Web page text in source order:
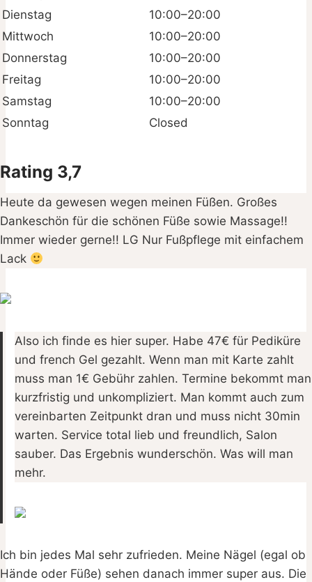
Dienstag
10:00–20:00
Mittwoch
10:00–20:00
Donnerstag
10:00–20:00
Freitag
10:00–20:00
Samstag
10:00–20:00
Sonntag
Closed
Rating 3,7
Heute da gewesen wegen meinen Füßen. Großes
Dankeschön für die schönen Füße sowie Massage!!
Immer wieder gerne!! LG Nur Fußpflege mit einfachem
Lack
Also ich finde es hier super. Habe 47€ für Pediküre
und french Gel gezahlt. Wenn man mit Karte zahlt
muss man 1€ Gebühr zahlen. Termine bekommt man
kurzfristig und unkompliziert. Man kommt auch zum
vereinbarten Zeitpunkt dran und muss nicht 30min
warten. Service total lieb und freundlich, Salon
sauber. Das Ergebnis wunderschön. Was will man
mehr.
Ich bin jedes Mal sehr zufrieden. Meine Nägel (egal ob
Hände oder Füße) sehen danach immer super aus. Die